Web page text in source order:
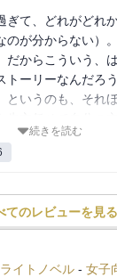
ぎて、どれがどれ
が分からない）。
だからこういう、
ーリーなんだろう
というのも、それ
続きを読む
てのレビューを見る
ライトノベル - 女子